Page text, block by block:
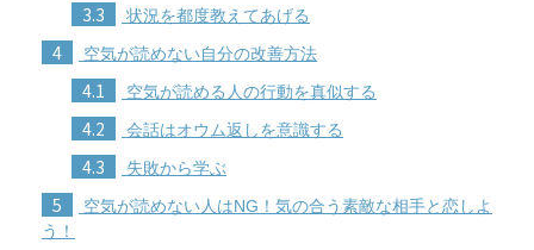
3.3 状況を都度教えてあげる
4 空気が読めない自分の改善方法
4.1 空気が読める人の行動を真似する
4.2 会話はオウム返しを意識する
4.3 失敗から学ぶ
5
空気が読めない人はNG！気の合う素敵な相手と恋しよ
う！